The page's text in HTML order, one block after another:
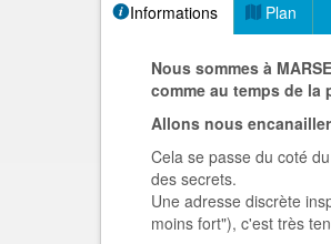
Informations Plan
Nous sommes à
comme au temps de
Allons nous
Cela se passe du coté
des secrets.
Une adresse discrète
moins fort"), c'est très